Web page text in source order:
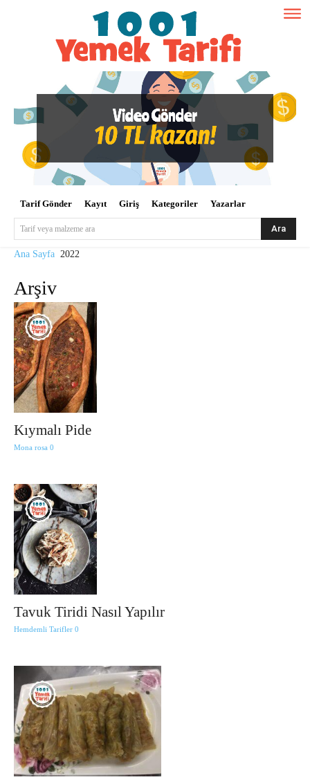
Tarif Gönder Kayıt Giriş Kategoriler Yazarlar
Tarif veya malzeme ara Ara
Ana Sayfa 2022
Arşiv
Kıymalı Pide
Mona rosa 0
Tavuk Tiridi Nasıl Yapılır
Hemdemli Tarifler 0